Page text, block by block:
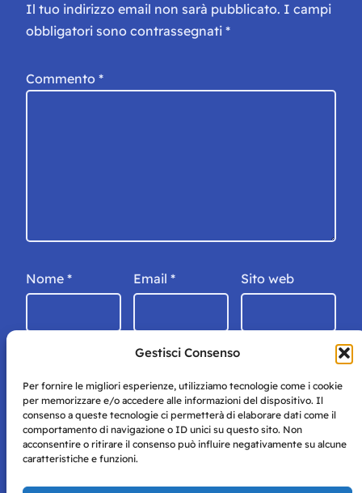
Gestisci Consenso
Per fornire le migliori esperienze, utilizziamo tecnologie come i cookie
per memorizzare e/o accedere alle informazioni del dispositivo. Il
consenso a queste tecnologie ci permetterà di elaborare dati come il
comportamento di navigazione o ID unici su questo sito. Non
acconsentire o ritirare il consenso può influire negativamente su alcune
caratteristiche e funzioni.
Il tuo indirizzo email non sarà pubblicato. I campi
obbligatori sono contrassegnati *
Commento *
Nome * Email * Sito web